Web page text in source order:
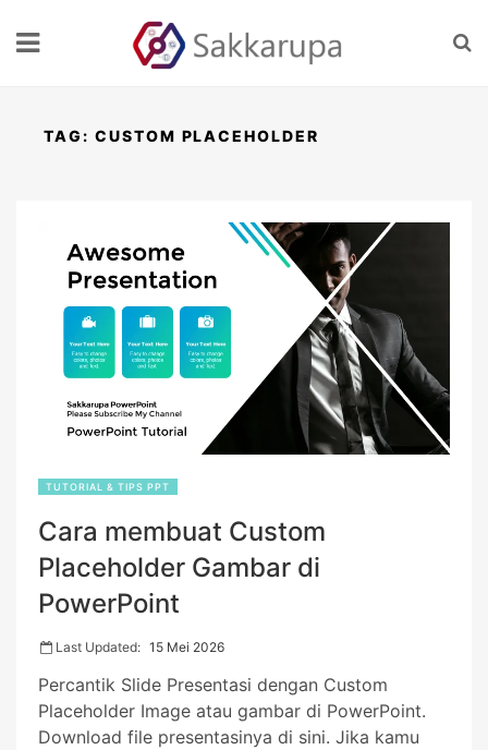
TAG: CUSTOM PLACEHOLDER
TUTORIAL & TIPS PPT
Cara membuat Custom
Placeholder Gambar di
PowerPoint
Last Updated: 15 Mei 2026
Percantik Slide Presentasi dengan Custom
Placeholder Image atau gambar di PowerPoint.
Download file presentasinya di sini. Jika kamu